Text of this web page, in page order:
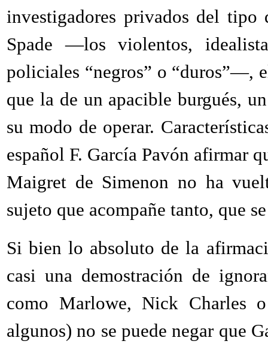
investigadores privados del
Spade —los violentos,
policiales “negros” o “duros”—,
que la de un apacible burgués,
su modo de operar.
español F. García Pavón afirmar
Maigret de Simenon no ha
sujeto que acompañe tanto, que
Si bien lo absoluto de la
casi una demostración de
como Marlowe, Nick Charles
algunos) no se puede negar que